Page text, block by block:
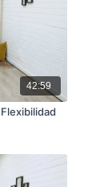
42:59